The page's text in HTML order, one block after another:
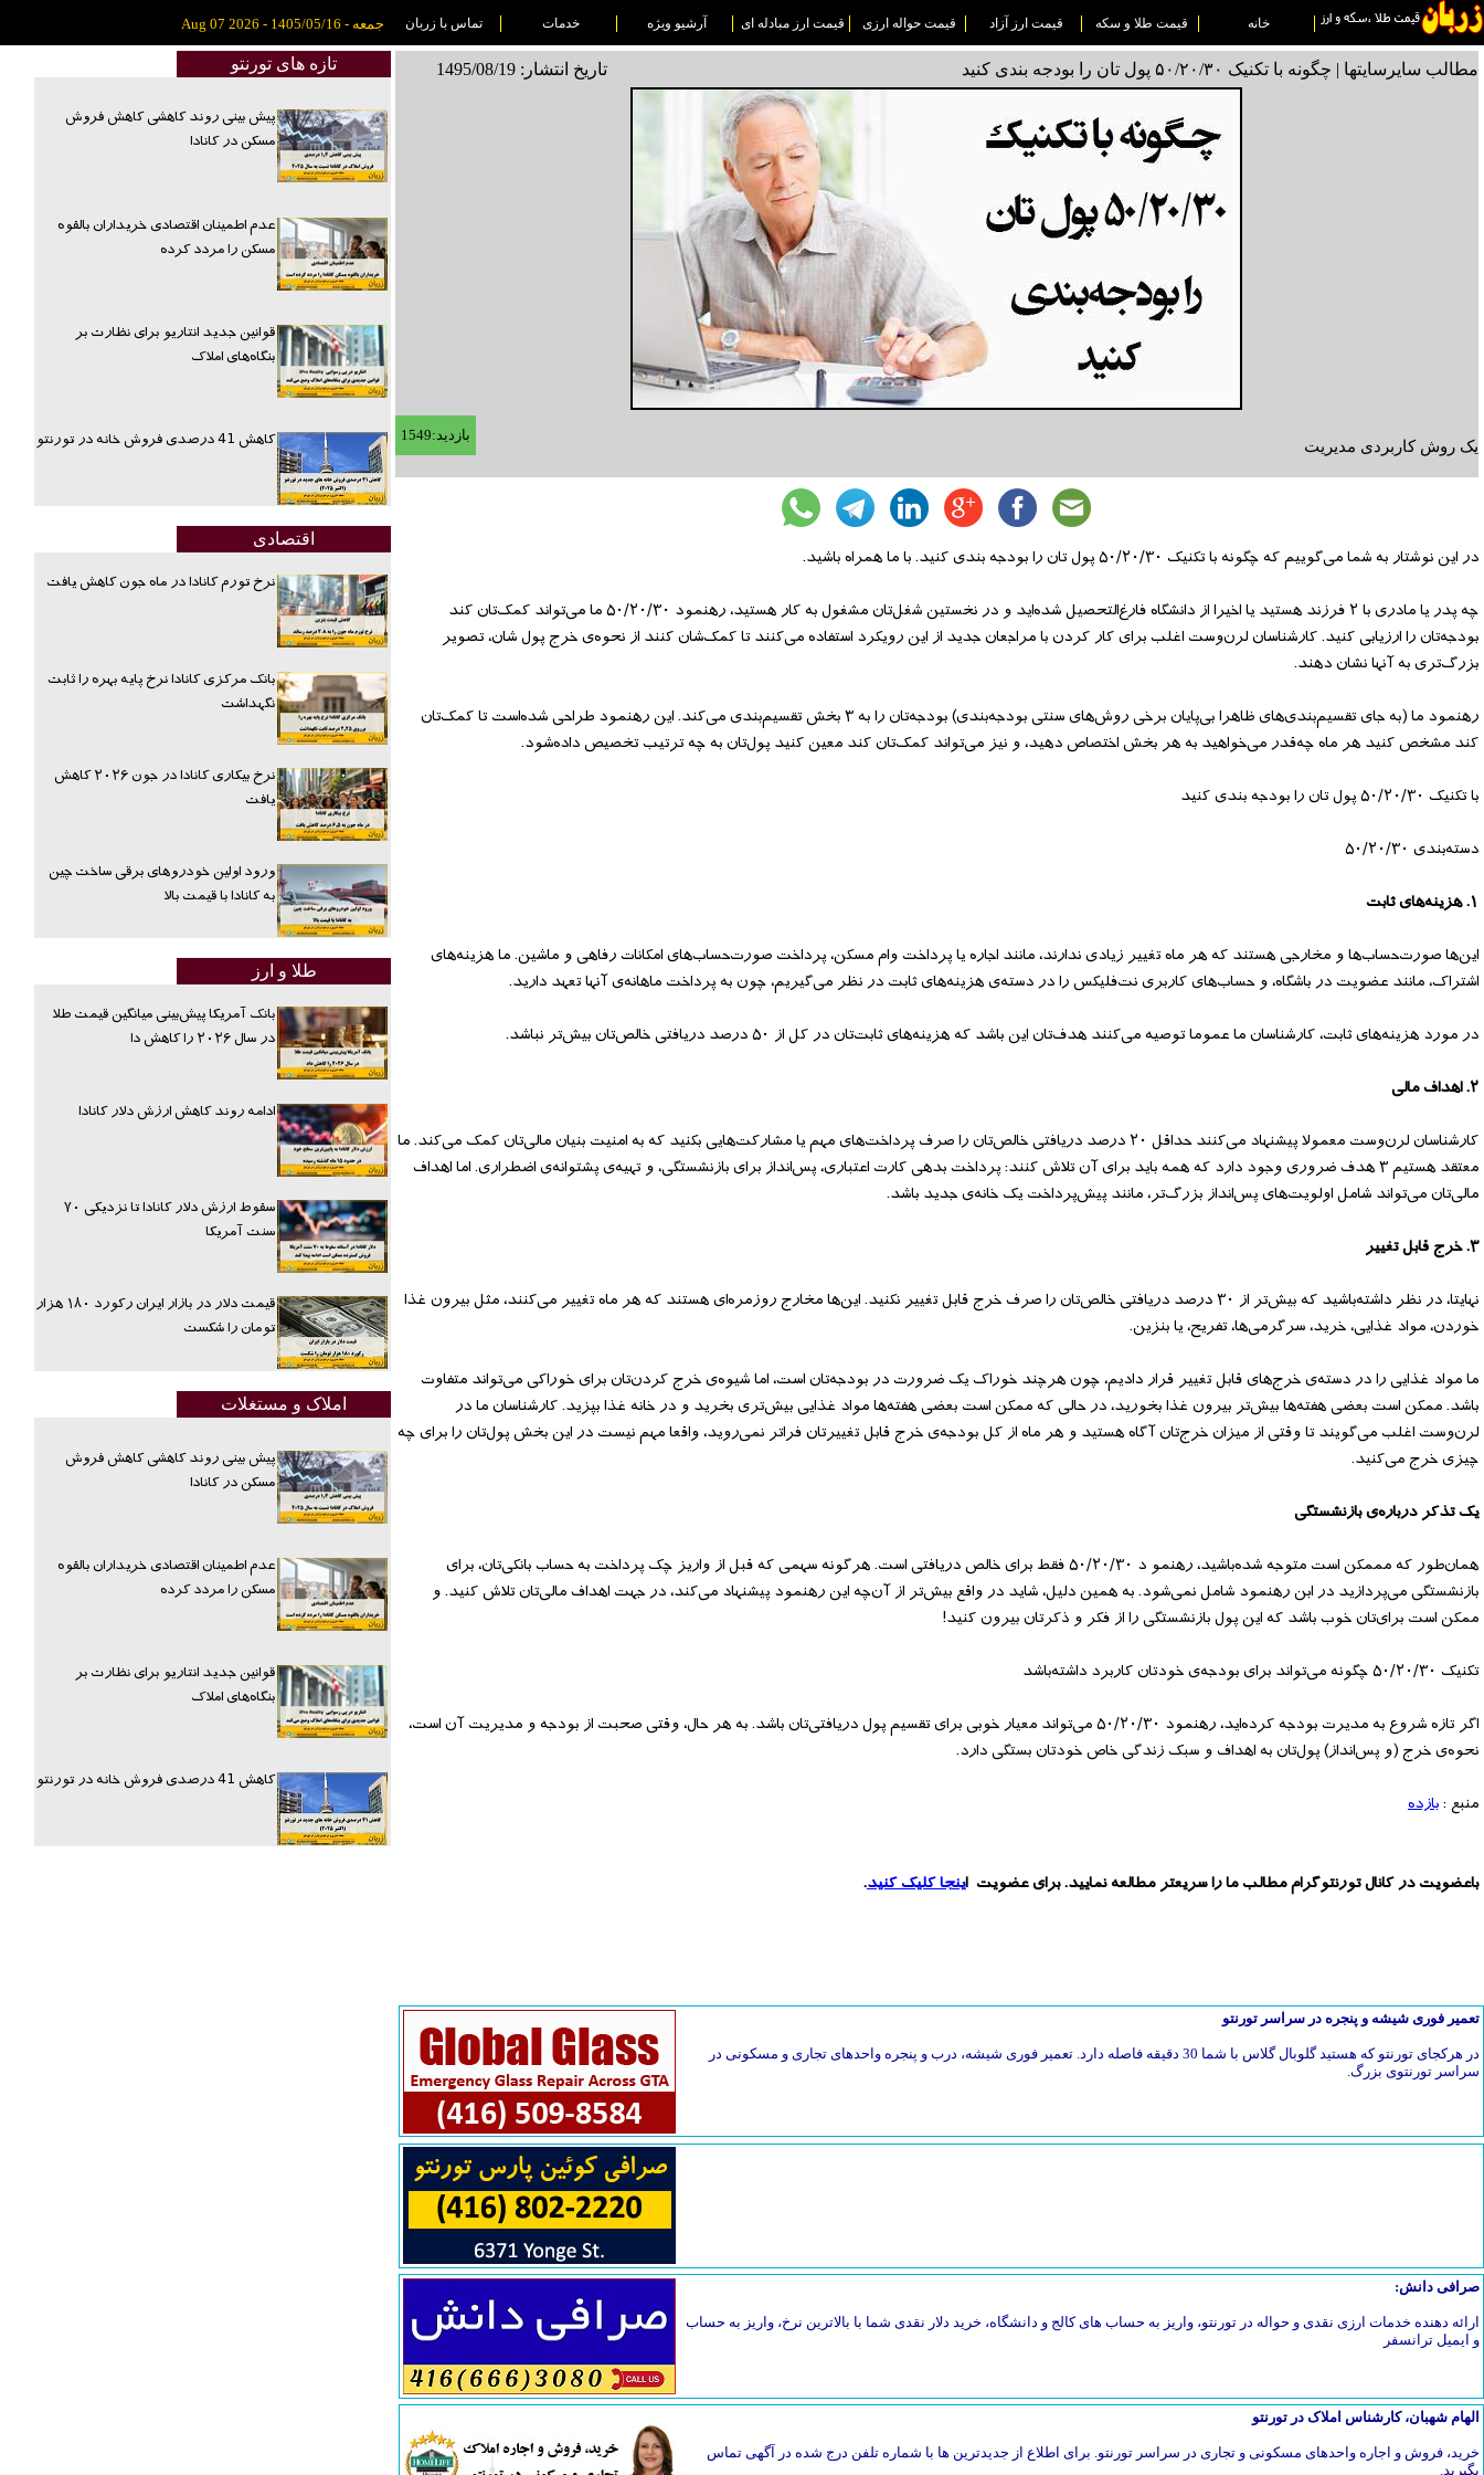
خانه قیمت طلا و سکه قیمت ارز آزاد قیمت حواله ارزی قیمت ارز مبادله ای آرشیو ویژه خدمات تماس با زربان جمعه - 1405/05/16 - Aug 07 2026
مطالب سایرسایتها | چگونه با تکنیک ۵۰/۲۰/۳۰ پول تان را بودجه بندی کنید تاریخ انتشار: 1495/08/19
یک روش کاربردی مدیریت
بازدید:1549
در این نوشتار به شما می‌گوییم که چگونه با تکنیک ۵۰/۲۰/۳۰ پول تان را بودجه بندی کنید. با ما همراه باشید.
چه پدر یا مادری با ۲ فرزند هستید یا اخیرا از دانشگاه فارغ‌التحصیل شده‌اید و در نخستین شغل‌تان مشغول به کار هستید، رهنمود ۵۰/۲۰/۳۰ ما می‌تواند کمک‌تان کند
بودجه‌تان را ارزیابی کنید. کارشناسان لرن‌وست اغلب برای کار کردن با مراجعان جدید از این رویکرد استفاده می‌کنند تا کمک‌شان کنند از نحوه‌ی خرج پول شان، تصویر
بزرگ‌تری به آنها نشان دهند.
رهنمود ما (به جای تقسیم‌بندی‌های ظاهرا بی‌پایان برخی روش‌های سنتی بودجه‌بندی) بودجه‌تان را به ۳ بخش تقسیم‌بندی می‌کند. این رهنمود طراحی شده‌است تا کمک‌تان
کند مشخص کنید هر ماه چه‌قدر می‌خواهید به هر بخش اختصاص دهید، و نیز می‌تواند کمک‌تان کند معین کنید پول‌تان به چه ترتیب تخصیص داده‌شود.
با تکنیک ۵۰/۲۰/۳۰ پول تان را بودجه بندی کنید
دسته‌بندی ۵۰/۲۰/۳۰
۱. هزینه‌های ثابت
این‌ها صورت‌حساب‌ها و مخارجی هستند که هر ماه تغییر زیادی ندارند، مانند اجاره یا پرداخت وام مسکن، پرداخت صورت‌حساب‌های امکانات رفاهی و ماشین. ما هزینه‌های
اشتراک، مانند عضویت در باشگاه، و حساب‌های کاربری نت‌فلیکس را در دسته‌ی هزینه‌های ثابت در نظر می‌گیریم، چون به پرداخت ماهانه‌ی آنها تعهد دارید.
در مورد هزینه‌های ثابت، کارشناسان ما عموما توصیه می‌کنند هدف‌تان این باشد که هزینه‌های ثابت‌تان در کل از ۵۰ درصد دریافتی خالص‌تان بیش‌تر نباشد.
۲. اهداف مالی
کارشناسان لرن‌وست معمولا پیشنهاد می‌کنند حداقل ۲۰ درصد دریافتی خالص‌تان را صرف پرداخت‌های مهم یا مشارکت‌هایی بکنید که به امنیت بنیان مالی‌تان کمک می‌کند. ما
معتقد هستیم ۳ هدف ضروری وجود دارد که همه باید برای آن تلاش کنند: پرداخت بدهی کارت اعتباری، پس‌انداز برای بازنشستگی، و تهیه‌ی پشتوانه‌ی اضطراری. اما اهداف
مالی‌تان می‌تواند شامل اولویت‌های پس‌انداز بزرگ‌تر، مانند پیش‌پرداخت یک خانه‌ی جدید باشد.
۳. خرج قابل تغییر
نهایتا، در نظر داشته‌باشید که بیش‌تر از ۳۰ درصد دریافتی خالص‌تان را صرف خرج قابل تغییر نکنید. این‌ها مخارج روزمره‌ای هستند که هر ماه تغییر می‌کنند، مثل بیرون غذا
خوردن، مواد غذایی، خرید، سرگرمی‌ها، تفریح، یا بنزین.
ما مواد غذایی را در دسته‌ی خرج‌های قابل تغییر قرار دادیم، چون هرچند خوراک یک ضرورت در بودجه‌تان است، اما شیوه‌ی خرج کردن‌تان برای خوراکی می‌تواند متفاوت
باشد. ممکن است بعضی هفته‌ها بیش‌تر بیرون غذا بخورید، در حالی که ممکن است بعضی هفته‌ها مواد غذایی بیش‌تری بخرید و در خانه غذا بپزید. کارشناسان ما در
لرن‌وست اغلب می‌گویند تا وقتی از میزان خرج‌تان آگاه هستید و هر ماه از کل بودجه‌ی خرج قابل تغییرتان فراتر نمی‌روید، واقعا مهم نیست در این بخش پول‌تان را برای چه
چیزی خرج می‌کنید.
یک تذکر درباره‌ی بازنشستگی
همان‌طور که مممکن است متوجه شده‌باشید، رهنمو د ۵۰/۲۰/۳۰ فقط برای خالص دریافتی است. هرگونه سهمی که قبل از واریز چک پرداخت به حساب بانکی‌تان، برای
بازنشستگی می‌پردازید در ابن رهنمود شامل نمی‌شود. به همین دلیل، شاید در واقع بیش‌تر از آن‌چه این رهنمود پیشنهاد می‌کند، در جهت اهداف مالی‌تان تلاش کنید. و
ممکن است برای‌تان خوب باشد که این پول بازنشستگی را از فکر و ذکر‌تان بیرون کنید!
تکنیک ۵۰/۲۰/۳۰ چگونه می‌تواند برای بودجه‌ی خودتان کاربرد داشته‌باشد
اگر تازه شروع به مدیرت بودجه کرده‌اید، رهنمود ۵۰/۲۰/۳۰ می‌تواند معیار خوبی برای تقسیم پول دریافتی‌تان باشد. به هر حال، وقتی صحبت از بودجه و مدیریت آن است،
نحوه‌ی خرج (و پس‌انداز) پول‌تان به اهداف و سبک زندگی خاص خودتان بستگی دارد.
منبع :بازده
باعضویت در کانال تورنتوگرام مطالب ما را سریعتر مطالعه نمایید. برای عضویت اینجا کلیک کنید.
تعمیر فوری شیشه و پنجره در سراسر تورنتو
در هرکجای تورنتو که هستید گلوبال گلاس با شما 30 دقیقه فاصله دارد. تعمیر فوری شیشه، درب و پنجره واحدهای تجاری و مسکونی در
سراسر تورنتوی بزرگ.
صرافی دانش:
ارائه دهنده خدمات ارزی نقدی و حواله در تورنتو، واریز به حساب های کالج و دانشگاه، خرید دلار نقدی شما با بالاترین نرخ، واریز به حساب
و ایمیل ترانسفر
الهام شهبان، کارشناس املاک در تورنتو
خرید، فروش و اجاره واحدهای مسکونی و تجاری در سراسر تورنتو. برای اطلاع از جدیدترین ها با شماره تلفن درج شده در آگهی تماس
بگیرید.
تازه های تورنتو
پیش بینی روند کاهشی کاهش فروش
مسکن در کانادا
عدم اطمینان اقتصادی خریداران بالقوه
مسکن را مردد کرده
قوانین جدید انتاریو برای نظارت بر
بنگاه‌های املاک
کاهش 41 درصدی فروش خانه در تورنتو
اقتصادی
نرخ تورم کانادا در ماه جون کاهش یافت
بانک مرکزی کانادا نرخ پایه بهره را ثابت
نگهداشت
نرخ بیکاری کانادا در جون ۲۰۲۶ کاهش
یافت
ورود اولین خودروهای برقی ساخت چین
به کانادا با قیمت بالا
طلا و ارز
بانک آمریکا پیش‌بینی میانگین قیمت طلا
در سال ۲۰۲۶ را کاهش دا
ادامه روند کاهش ارزش دلار کانادا
سقوط ارزش دلار کانادا تا نزدیکی ۷۰
سنت آمریکا
قیمت دلار در بازار ایران رکورد ۱۸۰ هزار
تومان را شکست
املاک و مستغلات
پیش بینی روند کاهشی کاهش فروش
مسکن در کانادا
عدم اطمینان اقتصادی خریداران بالقوه
مسکن را مردد کرده
قوانین جدید انتاریو برای نظارت بر
بنگاه‌های املاک
کاهش 41 درصدی فروش خانه در تورنتو